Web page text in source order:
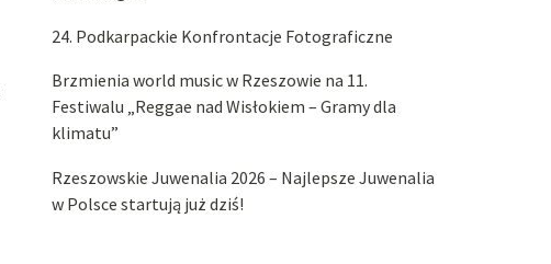
24. Podkarpackie Konfrontacje Fotograficzne
Brzmienia world music w Rzeszowie na 11.
Festiwalu „Reggae nad Wisłokiem – Gramy dla
klimatu”
Rzeszowskie Juwenalia 2026 – Najlepsze Juwenalia
w Polsce startują już dziś!